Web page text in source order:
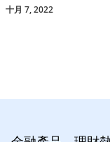
十月 7, 2022